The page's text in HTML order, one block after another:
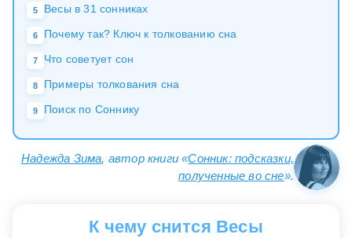
5 Весы в 31 сонниках
6 Почему так? Ключ к толкованию сна
7 Что советует сон
8 Примеры толкования сна
9 Поиск по Соннику
Надежда Зима, автор книги «Сонник: подсказки,
полученные во сне».
К чему снится Весы